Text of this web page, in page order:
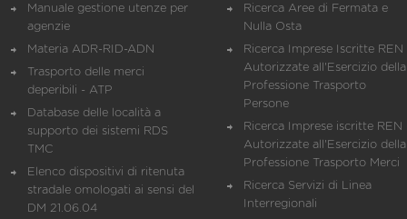
Manuale gestione utenze per
agenzie
Materia ADR-RID-ADN
Trasporto delle merci
deperibili - ATP
Database delle località a
supporto dei sistemi RDS
TMC
Elenco dispositivi di ritenuta
stradale omologati ai sensi del
DM 21.06.04
Ricerca Aree di Fermata e
Nulla Osta
Ricerca Imprese Iscritte REN
Autorizzate all'Esercizio della
Professione Trasporto
Persone
Ricerca Imprese iscritte REN
Autorizzate all'Esercizio della
Professione Trasporto Merci
Ricerca Servizi di Linea
Interregionali